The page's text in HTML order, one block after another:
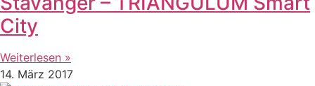
City
Weiterlesen »
14. März 2017